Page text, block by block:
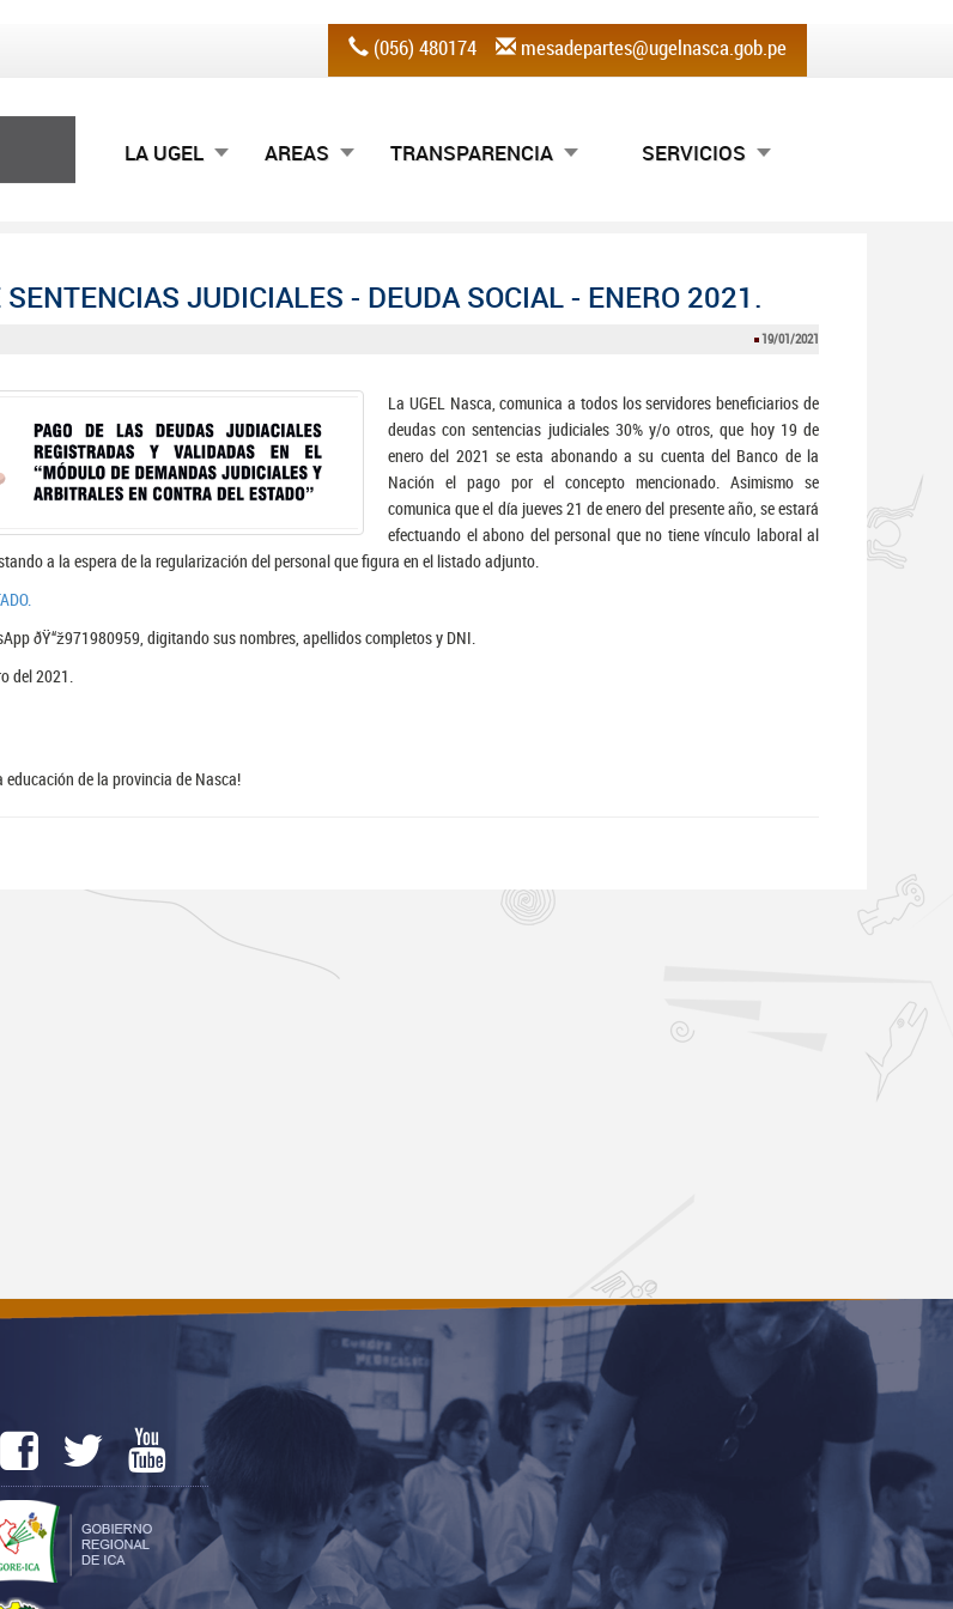
(056) 480174 mesadepartes@ugelnasca.gob.pe
LA UGEL AREAS TRANSPARENCIA SERVICIOS
SENTENCIAS JUDICIALES - DEUDA SOCIAL - ENERO 2021.
19/01/2021
La UGEL Nasca, comunica a todos los servidores beneficiarios de
deudas con sentencias judiciales 30% y/o otros, que hoy 19 de
enero del 2021 se esta abonando a su cuenta del Banco de la
Nación el pago por el concepto mencionado. Asimismo se
comunica que el día jueves 21 de enero del presente año, se estará
efectuando el abono del personal que no tiene vínculo laboral al
a la espera de la regularización del personal que figura en el listado adjunto.
ðŸ“ž971980959, digitando sus nombres, apellidos completos y DNI.
del 2021.
educación de la provincia de Nasca!